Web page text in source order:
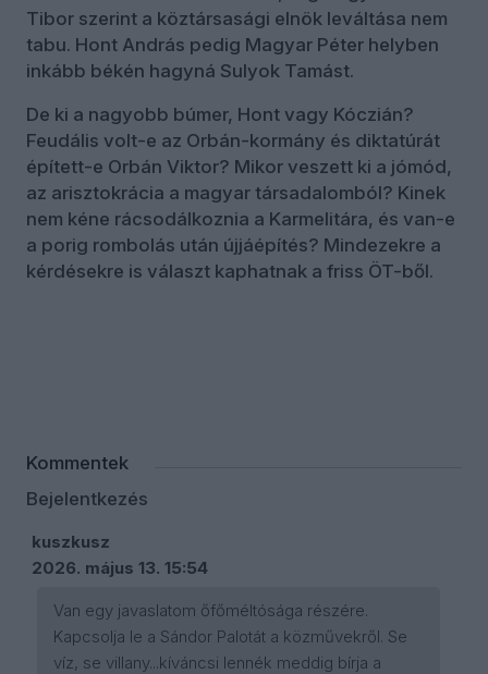
Tibor szerint a köztársasági elnök leváltása nem
tabu. Hont András pedig Magyar Péter helyben
inkább békén hagyná Sulyok Tamást.
De ki a nagyobb búmer, Hont vagy Kóczián?
Feudális volt-e az Orbán-kormány és diktatúrát
épített-e Orbán Viktor? Mikor veszett ki a jómód,
az arisztokrácia a magyar társadalomból? Kinek
nem kéne rácsodálkoznia a Karmelitára, és van-e
a porig rombolás után újjáépítés? Mindezekre a
kérdésekre is választ kaphatnak a friss ÖT-ből.
Kommentek
Bejelentkezés
kuszkusz
2026. május 13. 15:54
Van egy javaslatom őfőméltósága részére.
Kapcsolja le a Sándor Palotát a közművekről. Se
víz, se villany...kíváncsi lennék meddig bírja a